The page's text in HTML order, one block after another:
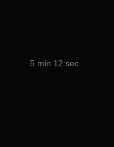
5 min 12 sec